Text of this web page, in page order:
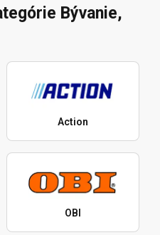
Bývanie,
Action
OBI